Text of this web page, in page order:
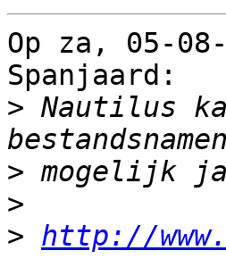
Op za, 05-
Spanjaard:
> Nautilus
>
>
> http://